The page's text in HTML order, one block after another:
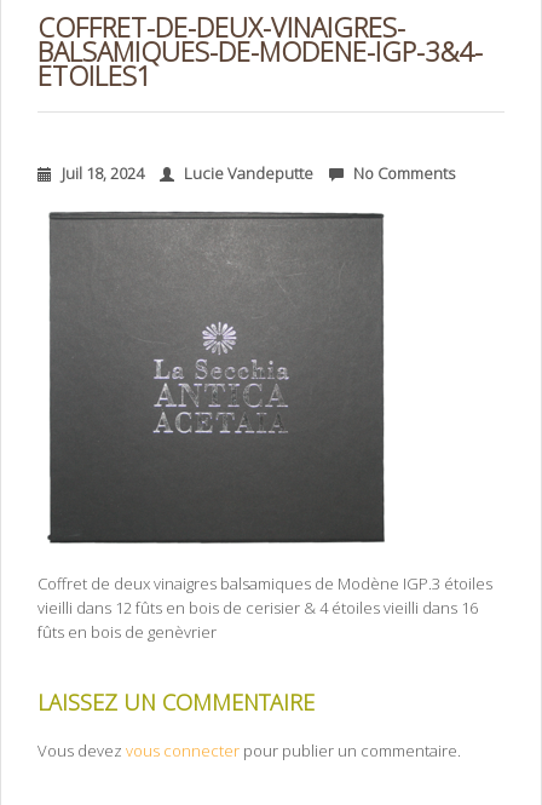
COFFRET-DE-DEUX-VINAIGRES-
BALSAMIQUES-DE-MODENE-IGP-3&4-
ETOILES1
Juil 18, 2024 Lucie Vandeputte No Comments
Coffret de deux vinaigres balsamiques de Modène IGP.3 étoiles
vieilli dans 12 fûts en bois de cerisier & 4 étoiles vieilli dans 16
fûts en bois de genèvrier
LAISSEZ UN COMMENTAIRE
Vous devez vous connecter pour publier un commentaire.